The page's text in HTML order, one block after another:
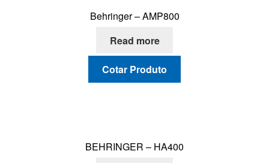
Behringer – AMP800
Read more
Cotar Produto
BEHRINGER – HA400